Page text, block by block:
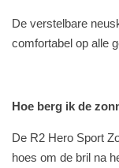
De verstelbare
comfortabel op alle
Hoe berg ik de
De R2 Hero Sport
hoes om de bril na